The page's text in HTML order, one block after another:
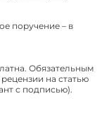
поручение – в
Обязательным
на статью
с подписью).